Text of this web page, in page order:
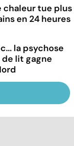
chaleur tue plus
en 24 heures
la psychose
lit gagne